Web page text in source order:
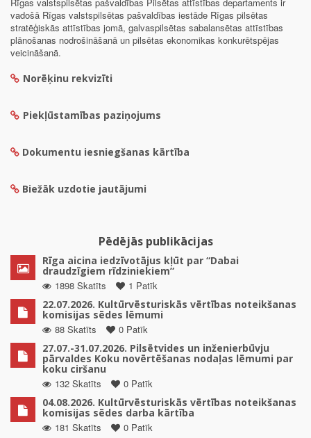
vadošā Rīgas valstspilsētas pašvaldības iestāde Rīgas pilsētas
stratēģiskās attīstības jomā, galvaspilsētas sabalansētas attīstības
plānošanas nodrošināšanā un pilsētas ekonomikas konkurētspējas
veicināšanā.
Norēķinu rekvizīti
Piekļūstamības paziņojums
Dokumentu iesniegšanas kārtība
Biežāk uzdotie jautājumi
Pēdējās publikācijas
Rīga aicina iedzīvotājus kļūt par “Dabai
draudzīgiem rīdziniekiem”
1898 Skatīts
1 Patīk
22.07.2026. Kultūrvēsturiskās vērtības noteikšanas
komisijas sēdes lēmumi
88 Skatīts
0 Patīk
27.07.-31.07.2026. Pilsētvides un inženierbūvju
pārvaldes Koku novērtēšanas nodaļas lēmumi par
koku ciršanu
132 Skatīts
0 Patīk
04.08.2026. Kultūrvēsturiskās vērtības noteikšanas
komisijas sēdes darba kārtība
181 Skatīts
0 Patīk